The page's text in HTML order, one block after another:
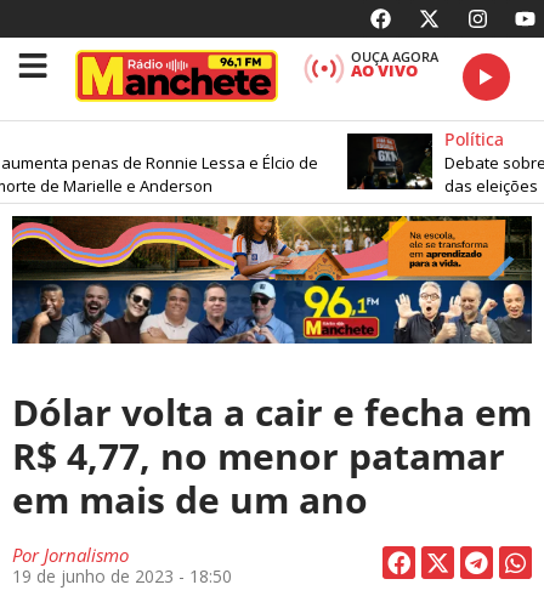
OUÇA AGORA
AO VIVO
penas de Ronnie Lessa e Élcio de
de Marielle e Anderson
Política
Debate
das eleições
Dólar volta a cair e fecha em
R$ 4,77, no menor patamar
em mais de um ano
PorJornalismo
19 de junho de 2023 - 18:50